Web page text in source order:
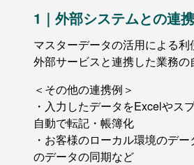
1｜外部システムとの連携
マスターデータの活用による利
外部サービスと連携した業務の
＜その他の連携例＞
・入力したデータをExcelやス
自動で転記・帳簿化
・お客様のローカル環境のデ
のデータの同期など